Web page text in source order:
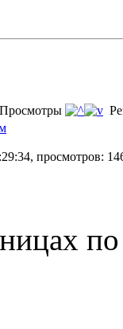
Просмотры
просмотров: